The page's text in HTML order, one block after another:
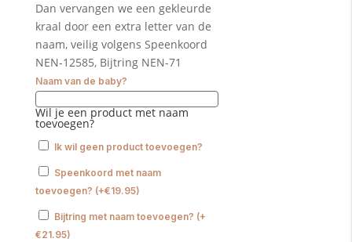
Dan vervangen we een gekleurde
kraal door een extra letter van de
naam, veilig volgens Speenkoord
NEN-12585, Bijtring NEN-71
Naam van de baby?
Wil je een product met naam
toevoegen?
Ik wil geen product toevoegen?
Speenkoord met naam
toevoegen? (+€19.95)
Bijtring met naam toevoegen? (+
€21.95)